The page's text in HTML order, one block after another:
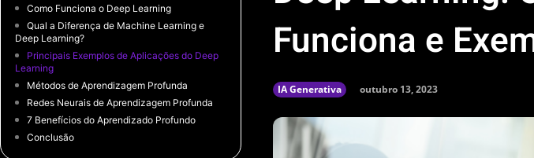
Como Funciona o Deep Learning
Qual a Diferença de Machine Learning e
Deep Learning?
Principais Exemplos de Aplicações do Deep
Learning
Métodos de Aprendizagem Profunda
Redes Neurais de Aprendizagem Profunda
7 Benefícios do Aprendizado Profundo
Conclusão
Funciona e
IA Generativa outubro 13, 2023